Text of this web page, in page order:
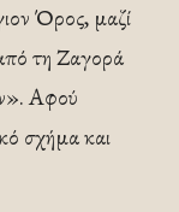
Όρος, μαζί
τη Ζαγορά
Αφού
σχήμα και